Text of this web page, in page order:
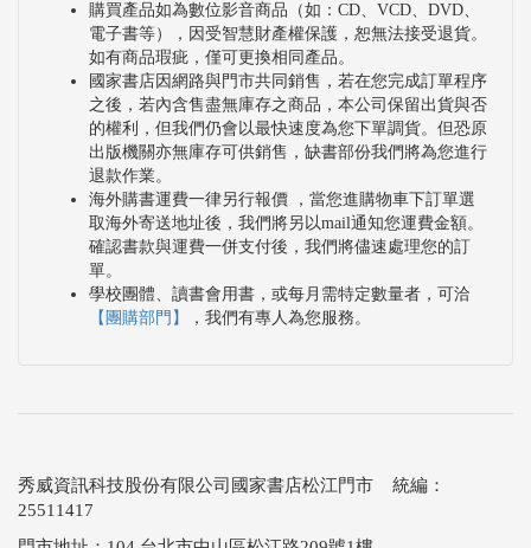
購買產品如為數位影音商品（如：CD、VCD、DVD、
電子書等），因受智慧財產權保護，恕無法接受退貨。
如有商品瑕疵，僅可更換相同產品。
國家書店因網路與門市共同銷售，若在您完成訂單程序
之後，若內含售盡無庫存之商品，本公司保留出貨與否
的權利，但我們仍會以最快速度為您下單調貨。但恐原
出版機關亦無庫存可供銷售，缺書部份我們將為您進行
退款作業。
海外購書運費一律另行報價 ，當您進購物車下訂單選
取海外寄送地址後，我們將另以mail通知您運費金額。
確認書款與運費一併支付後，我們將儘速處理您的訂
單。
學校團體、讀書會用書，或每月需特定數量者，可洽
【團購部門】
，我們有專人為您服務。
秀威資訊科技股份有限公司國家書店松江門市 統編：
25511417